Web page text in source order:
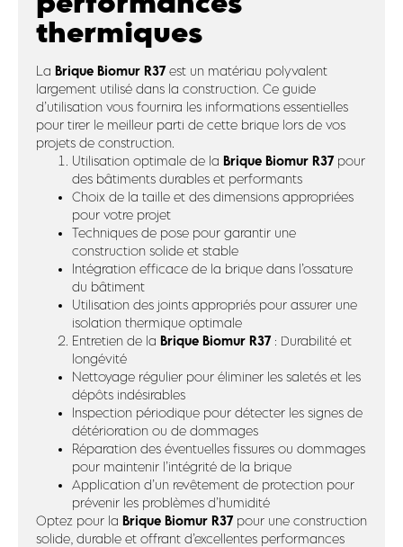
thermiques
La Brique Biomur R37est un matériau polyvalent
largement utilisé dans la construction. Ce guide
d’utilisation vous fournira les informations essentielles
pour tirer le meilleur parti de cette brique lors de vos
projets de construction.
Utilisation optimale de la Brique Biomur R37pour
des bâtiments durables et performants
Choix de la taille et des dimensions appropriées
pour votre projet
Techniques de pose pour garantir une
construction solide et stable
Intégration efficace de la brique dans l’ossature
du bâtiment
Utilisation des joints appropriés pour assurer une
isolation thermique optimale
Entretien de la Brique Biomur R37: Durabilité et
longévité
Nettoyage régulier pour éliminer les saletés et les
dépôts indésirables
Inspection périodique pour détecter les signes de
détérioration ou de dommages
Réparation des éventuelles fissures ou dommages
pour maintenir l’intégrité de la brique
Application d’un revêtement de protection pour
prévenir les problèmes d’humidité
Optez pour la Brique Biomur R37pour une construction
solide, durable et offrant d’excellentes performances